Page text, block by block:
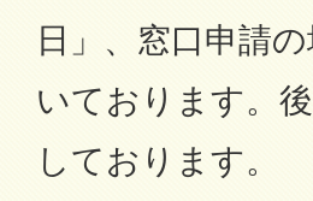
日」、窓口申請
いております。
しております。